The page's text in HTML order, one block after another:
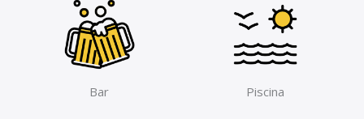
Bar Piscina